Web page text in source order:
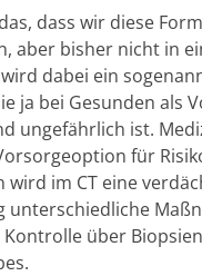
dass wir diese
aber bisher nicht in
dabei ein
ja bei Gesunden als
ungefährlich ist.
für
im CT eine
unterschiedliche
über